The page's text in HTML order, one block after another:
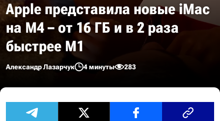
Apple представила новые iMac
на M4 – от 16 ГБ и в 2 раза
быстрее M1
Александр Лазарчук 4 минуты 283